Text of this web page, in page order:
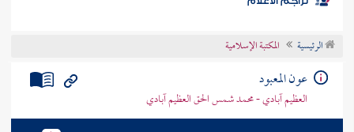
موضوعي
تراجم الأعلام
الرئيسية المكتبة الإسلامية
عون المعبود
العظيم آبادي - محمد شمس الحق العظيم آبادي